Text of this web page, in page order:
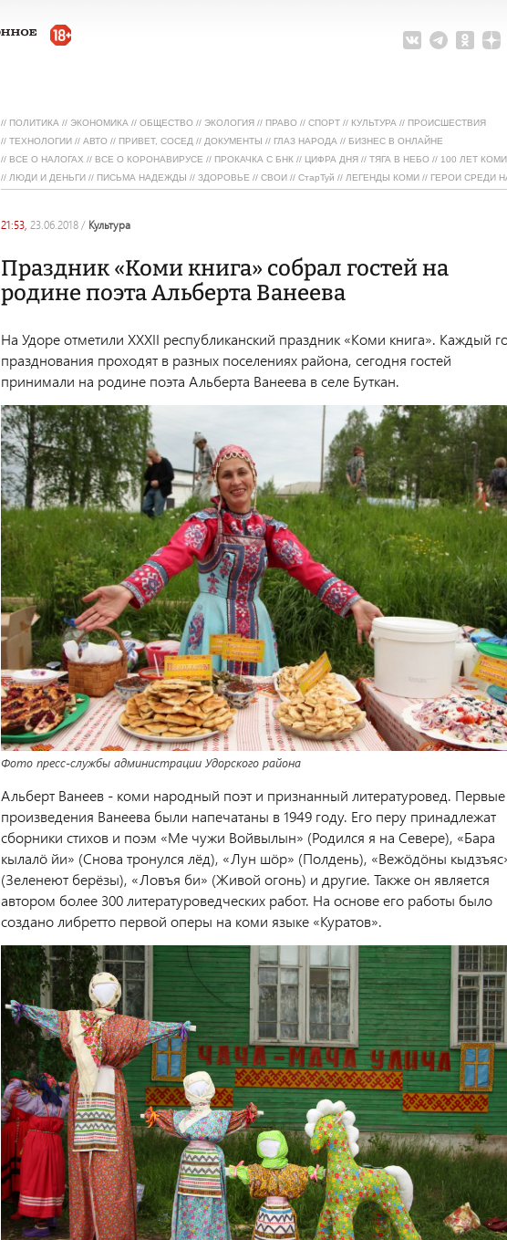
// ПОЛИТИКА // ЭКОНОМИКА // ОБЩЕСТВО // ЭКОЛОГИЯ // ПРАВО // СПОРТ // КУЛЬТУРА // ПРОИСШЕСТВИЯ
// ТЕХНОЛОГИИ // АВТО // ПРИВЕТ, СОСЕД // ДОКУМЕНТЫ // ГЛАЗ НАРОДА // БИЗНЕС В ОНЛАЙНЕ
// ВСЕ О НАЛОГАХ // ВСЕ О КОРОНАВИРУСЕ // ПРОКАЧКА С БНК // ЦИФРА ДНЯ // ТЯГА В НЕБО // 100 ЛЕТ КОМИ
// ЛЮДИ И ДЕНЬГИ // ПИСЬМА НАДЕЖДЫ // ЗДОРОВЬЕ // СВОИ // СтарТуй // ЛЕГЕНДЫ КОМИ // ГЕРОИ СРЕДИ
21:53, 23.06.2018 / культура
Праздник «Коми книга» собрал гостей на
родине поэта Альберта Ванеева
На Удоре отметили XXXII республиканский праздник «Коми книга». Каждый
празднования проходят в разных поселениях района, сегодня гостей
принимали на родине поэта Альберта Ванеева в селе Буткан.
Фото пресс-службы администрации Удорского района
Альберт Ванеев - коми народный поэт и признанный литературовед. Первые
произведения Ванеева были напечатаны в 1949 году. Его перу принадлежат
сборники стихов и поэм «Ме чужи Войвылын» (Родился я на Севере), «Бара
кылалӧ йи» (Снова тронулся лёд), «Лун шӧр» (Полдень), «Вежӧдӧны
(Зеленеют берёзы), «Ловъя би» (Живой огонь) и другие. Также он является
автором более 300 литературоведческих работ. На основе его работы было
создано либретто первой оперы на коми языке «Куратов».